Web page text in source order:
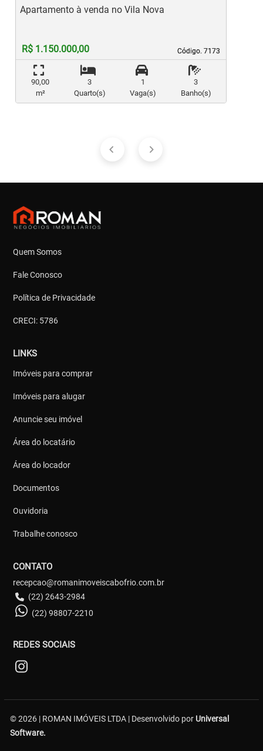
Código. 7173
Código. 7173
Apartamento à venda no Vila Nova
R$ 1.150.000,00
90,00
m²
3
Quarto(s)
1
Vaga(s)
3
Banho(s)
Quem Somos
Fale Conosco
Política de Privacidade
CRECI: 5786
LINKS
Imóveis para comprar
Imóveis para alugar
Anuncie seu imóvel
Área do locatário
Área do locador
Documentos
Ouvidoria
Trabalhe conosco
CONTATO
recepcao@romanimoveiscabofrio.com.br
(22) 2643-2984
(22) 98807-2210
REDES SOCIAIS
© 2026 | ROMAN IMÓVEIS LTDA | Desenvolvido por Universal
Software.